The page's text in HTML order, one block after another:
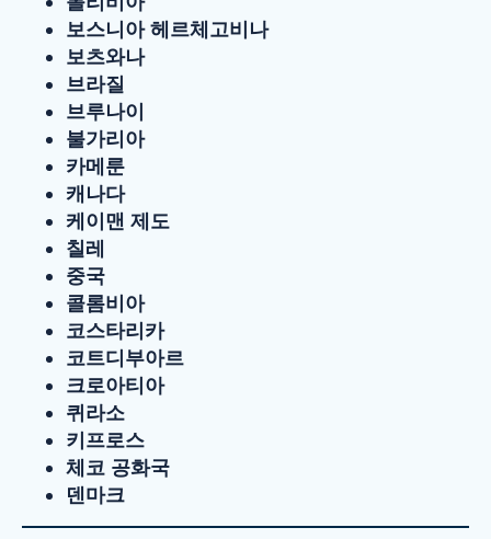
보스니아 헤르체고비나
보츠와나
브라질
브루나이
불가리아
카메룬
캐나다
케이맨 제도
칠레
중국
콜롬비아
코스타리카
코트디부아르
크로아티아
퀴라소
키프로스
체코 공화국
덴마크